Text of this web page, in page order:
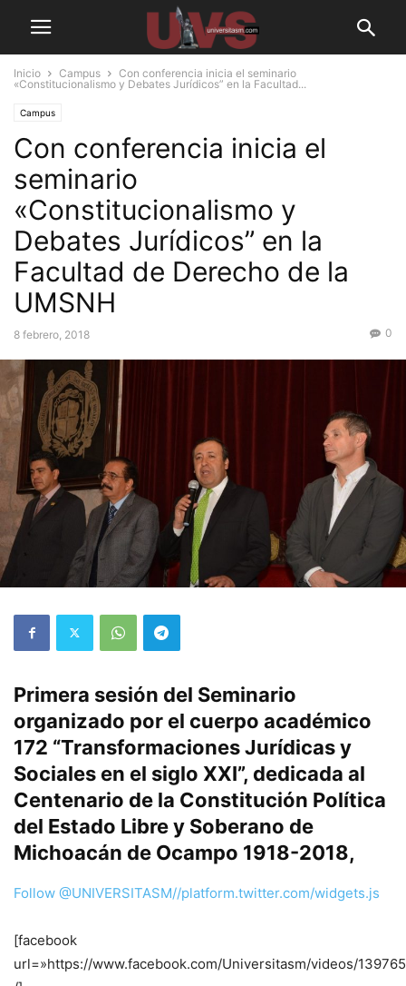
Inicio Campus
Con conferencia inicia el seminario
«Constitucionalismo y Debates Jurídicos” en la Facultad...
Campus
Con conferencia inicia el
seminario
«Constitucionalismo y
Debates Jurídicos” en la
Facultad de Derecho de la
UMSNH
8 febrero, 2018 0
Primera sesión del Seminario
organizado por el cuerpo académico
172 “Transformaciones Jurídicas y
Sociales en el siglo XXI”, dedicada al
Centenario de la Constitución Política
del Estado Libre y Soberano de
Michoacán de Ocampo 1918-2018,
Follow @UNIVERSITASM//platform.twitter.com/widgets.js
[facebook
url=»https://www.facebook.com/Universitasm/videos/